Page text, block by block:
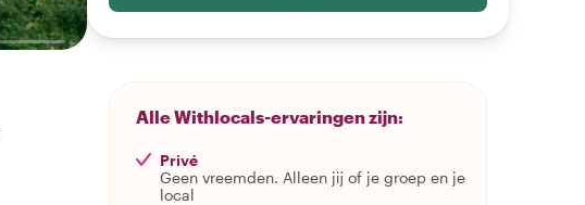
Alle Withlocals-ervaringen zijn:
Privé
Geen vreemden. Alleen jij of je groep en je
local